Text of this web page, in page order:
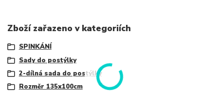
Zboží zařazeno v kategoriích
SPINKÁNÍ
Sady do postýlky
2-dílná sada do postýlky
Rozměr 135x100cm